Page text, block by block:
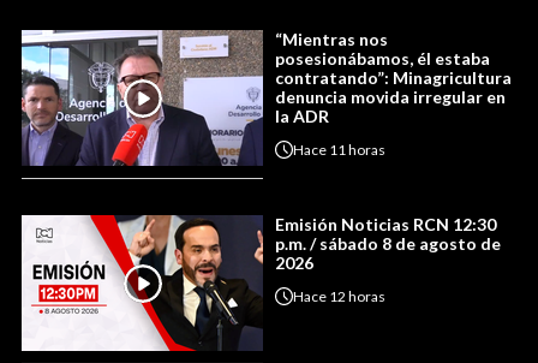
“Mientras nos
posesionábamos, él estaba
contratando”: Minagricultura
denuncia movida irregular en
la ADR
Hace 11 horas
Emisión Noticias RCN 12:30
p.m. / sábado 8 de agosto de
2026
Hace 12 horas